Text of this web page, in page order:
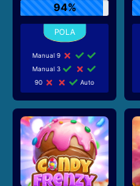
94%
Manual 9
Manual 3
90
Auto